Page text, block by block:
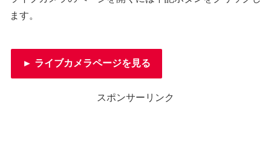
ます。
► ライブカメラページを見る
スポンサーリンク